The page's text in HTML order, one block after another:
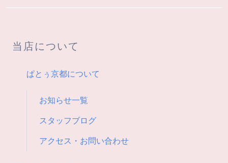
ョ
ン
当店について
ぱとぅ京都について
お知らせ一覧
スタッフブログ
アクセス・お問い合わせ